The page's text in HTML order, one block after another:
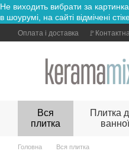
Перейти до основного
Не виходить вибрати за
в шоурумі, на сайті відмічені
Оплата і доставка
Вся
плитка
Плитка
ванної
Головна Вся плитка